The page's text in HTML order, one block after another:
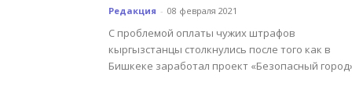
Редакция - 08 февраля 2021
С проблемой оплаты чужих штрафов
кыргызстанцы столкнулись после того как в
Бишкеке заработал проект «Безопасный